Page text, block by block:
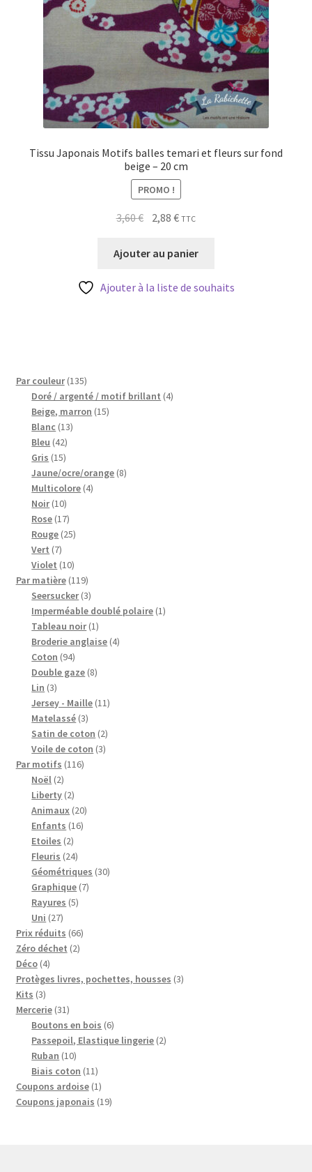
Tissu Japonais Motifs balles temari et fleurs sur fond
beige – 20 cm
PROMO !
3,60€ Le
initial
3,60 €.
2,88€Le
actuel
2,88 €.
TTC
Ajouter au panier
Ajouter à la liste de souhaits
Par couleur 135135
produits
Doré / argenté / motif brillant 44
Beige, marron 1515
Blanc 1313
Bleu 4242
produits
Gris 1515
produits
Jaune/ocre/orange 88
Multicolore 44
Noir 1010
produits
Rose 1717
produits
Rouge 2525
Vert 77
produits
Violet 1010
produits
Par matière 119119
produits
Seersucker 33
produits
Imperméable doublé polaire 11
Tableau noir 11
produit
Broderie anglaise 44
Coton 9494
produits
Double gaze 88
Lin 33
produits
Jersey - Maille 1111
Matelassé 33
produits
Satin de coton 22
produits
Voile de coton 33
Par motifs 116116
Noël 22
produits
Liberty 22
produits
Animaux 2020
Enfants 1616
Etoiles 22
produits
Fleuris 2424
produits
Géométriques 3030
Graphique 77
Rayures 55
Uni 2727
produits
Prix réduits 6666
Zéro déchet 22
Déco 44
produits
Protèges livres, pochettes, housses 33
Kits 33
produits
Mercerie 3131
produits
Boutons en bois 66
produits
Passepoil, Elastique lingerie 22
Ruban 1010
produits
Biais coton 1111
produits
Coupons ardoise 11
produit
Coupons japonais 1919